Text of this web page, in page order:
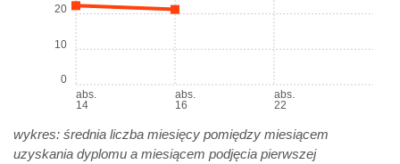
abs.
14
abs.
16
abs.
22
0
10
20
wykres: średnia liczba miesięcy pomiędzy miesiącem
uzyskania dyplomu a miesiącem podjęcia pierwszej